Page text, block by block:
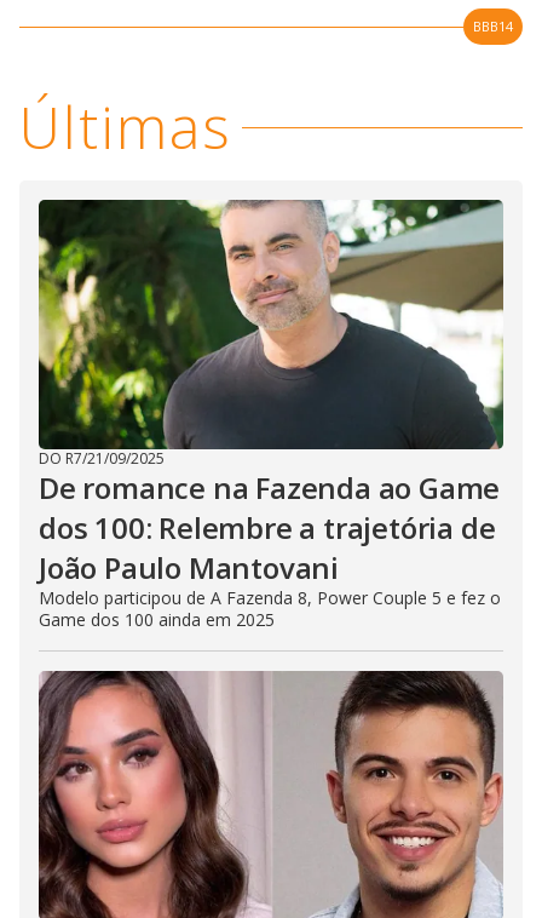
BBB14
Últimas
DO R7/21/09/2025
De romance na Fazenda ao Game
dos 100: Relembre a trajetória de
João Paulo Mantovani
Modelo participou de A Fazenda 8, Power Couple 5 e fez o
Game dos 100 ainda em 2025